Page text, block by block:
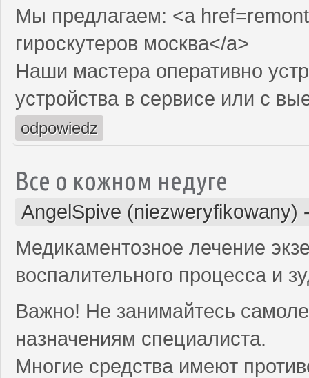
Мы предлагаем: <a
гироскутеров москва</a>
Наши мастера оперативно
устройства в сервисе или с
odpowiedz
Все о кожном недуге
AngelSpive (niezweryfikowany)
Медикаментозное лечение
воспалительного процесса и
Важно! Не занимайтесь
назначениям специалиста.
Многие средства имеют